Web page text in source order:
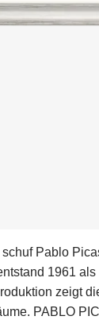
Pablo
1961
zeigt
PABLO